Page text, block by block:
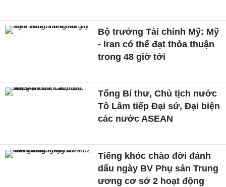
Bộ trưởng Tài chính Mỹ: Mỹ
- Iran có thể đạt thỏa thuận
trong 48 giờ tới
Tổng Bí thư, Chủ tịch nước
Tô Lâm tiếp Đại sứ, Đại biện
các nước ASEAN
Tiếng khóc chào đời đánh
dấu ngày BV Phụ sản Trung
ương cơ sở 2 hoạt động